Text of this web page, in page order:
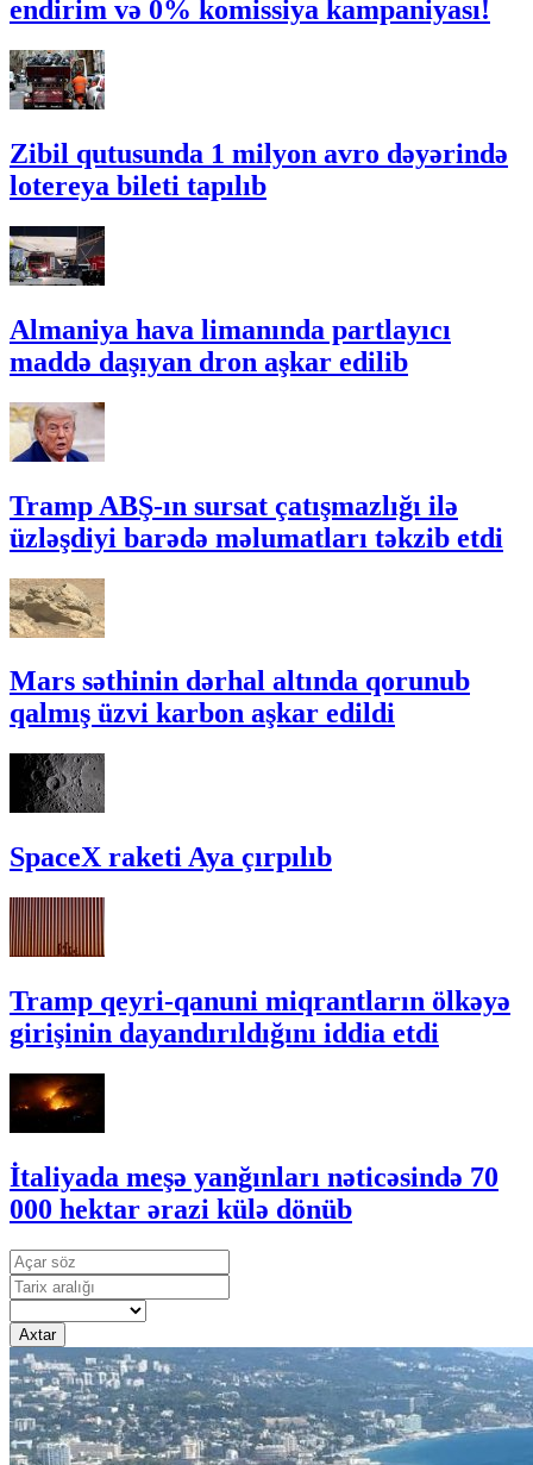
endirim və 0% komissiya kampaniyası!
Zibil qutusunda 1 milyon avro dəyərində
lotereya bileti tapılıb
Almaniya hava limanında partlayıcı
maddə daşıyan dron aşkar edilib
Tramp ABŞ-ın sursat çatışmazlığı ilə
üzləşdiyi barədə məlumatları təkzib etdi
Mars səthinin dərhal altında qorunub
qalmış üzvi karbon aşkar edildi
SpaceX raketi Aya çırpılıb
Tramp qeyri-qanuni miqrantların ölkəyə
girişinin dayandırıldığını iddia etdi
İtaliyada meşə yanğınları nəticəsində 70
000 hektar ərazi külə dönüb
Axtar